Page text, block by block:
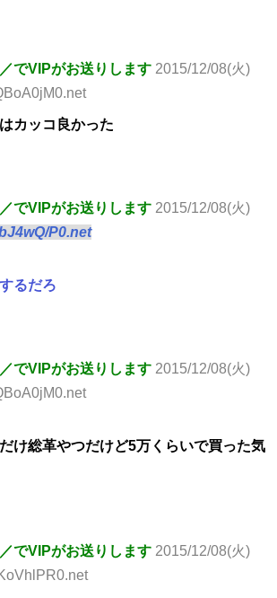
でVIPがお送りします 2015/12/08(火)
カッコ良かった
でVIPがお送りします 2015/12/08(火)
P0.net
るだろ
でVIPがお送りします 2015/12/08(火)
け総革やつだけど5万くらいで買った気
でVIPがお送りします 2015/12/08(火)